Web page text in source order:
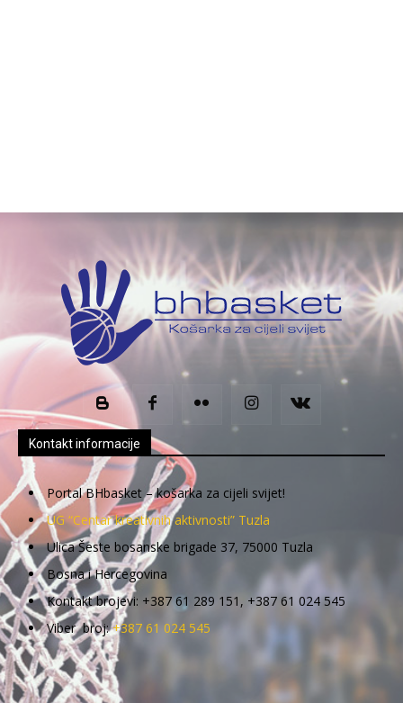
Kontakt informacije
Portal BHbasket – košarka za cijeli svijet!
UG “Centar kreativnih aktivnosti” Tuzla
Ulica Šeste bosanske brigade 37, 75000 Tuzla
Bosna i Hercegovina
Kontakt brojevi: +387 61 289 151, +387 61 024 545
Viber broj:+387 61 024 545